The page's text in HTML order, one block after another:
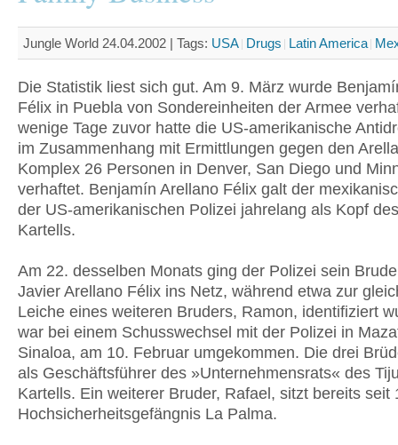
Jungle World 24.04.2002 | Tags: USA Drugs Latin America
Die Statistik liest sich gut. Am 9. März wurde
Félix in Puebla von Sondereinheiten der Armee
wenige Tage zuvor hatte die US-amerikanische
im Zusammenhang mit Ermittlungen gegen den
Komplex 26 Personen in Denver, San Diego und
verhaftet. Benjamín Arellano Félix galt der
der US-amerikanischen Polizei jahrelang als Kopf
Kartells.
Am 22. desselben Monats ging der Polizei sein
Javier Arellano Félix ins Netz, während etwa zur
Leiche eines weiteren Bruders, Ramon, identifiziert
war bei einem Schusswechsel mit der Polizei in
Sinaloa, am 10. Februar umgekommen. Die drei
als Geschäftsführer des »Unternehmensrats« des
Kartells. Ein weiterer Bruder, Rafael, sitzt bereits seit
Hochsicherheitsgefängnis La Palma.